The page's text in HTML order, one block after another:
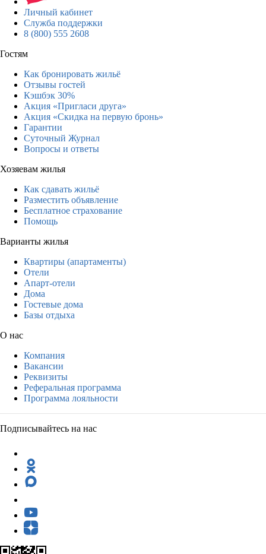
Личный кабинет
Служба поддержки
8 (800) 555 2608
Гостям
Как бронировать жильё
Отзывы гостей
Кэшбэк 30%
Акция «Пригласи друга»
Акция «Скидка на первую бронь»
Гарантии
Суточный Журнал
Вопросы и ответы
Хозяевам жилья
Как сдавать жильё
Разместить объявление
Бесплатное страхование
Помощь
Варианты жилья
Квартиры (апартаменты)
Отели
Апарт-отели
Дома
Гостевые дома
Базы отдыха
О нас
Компания
Вакансии
Реквизиты
Реферальная программа
Программа лояльности
Подписывайтесь на нас